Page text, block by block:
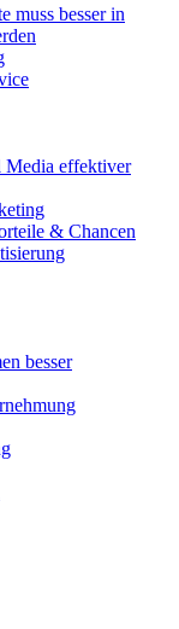
muss besser in
Media effektiver
& Chancen
besser